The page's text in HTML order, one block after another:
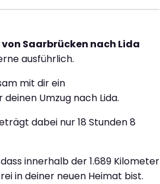
Saarbrücken nach Lida
ausführlich.
mit dir ein
deinen Umzug nach Lida.
dabei nur 18 Stunden 8
innerhalb der 1.689 Kilometer
in deiner neuen Heimat bist.